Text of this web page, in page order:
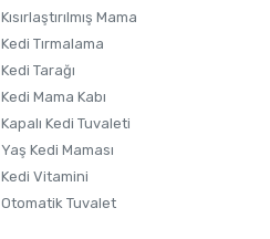
Kısırlaştırılmış Mama
Kedi Tırmalama
Kedi Tarağı
Kedi Mama Kabı
Kapalı Kedi Tuvaleti
Yaş Kedi Maması
Kedi Vitamini
Otomatik Tuvalet